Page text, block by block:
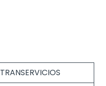
TRANSERVICIOS